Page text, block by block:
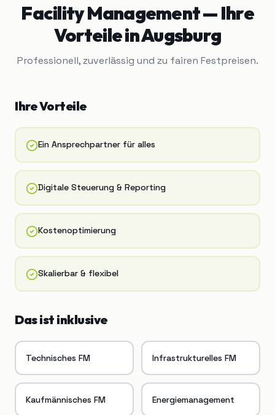
Facility Management— Ihre
Vorteile inAugsburg
Professionell, zuverlässig und zu fairen Festpreisen.
Ihre Vorteile
Ein Ansprechpartner für alles
Digitale Steuerung & Reporting
Kostenoptimierung
Skalierbar & flexibel
Das ist inklusive
Technisches FM Infrastrukturelles FM
Kaufmännisches FM Energiemanagement